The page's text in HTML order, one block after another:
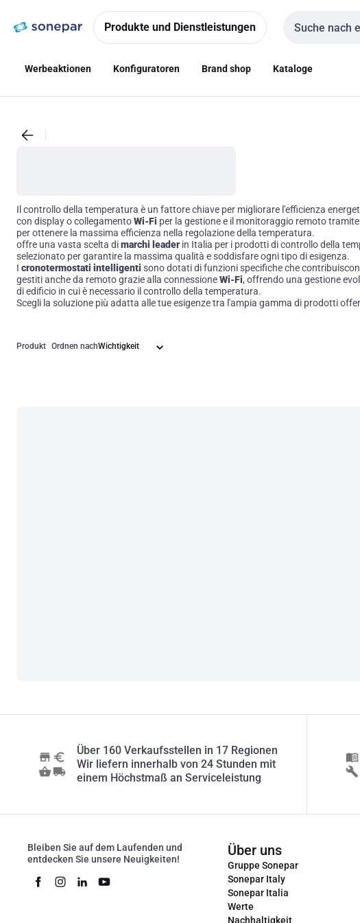
NavigationInhalt
Produkte und Dienstleistungen
Sucheingabe
Werbeaktionen Konfiguratoren Brand shop Kataloge
Il controllo della temperatura è un fattore chiave per migliorare l'efficienza
con display o collegamentoWi-Fi per la gestione e il monitoraggio remoto tramite
per ottenere la massima efficienza nella regolazione della temperatura.
offre una vasta scelta dimarchi leaderin Italia per i prodotti di controllo della
selezionato per garantire la massima qualità e soddisfare ogni tipo di esigenza.
I cronotermostati intelligenti sono dotati di funzioni specifiche che
gestiti anche da remoto grazie alla connessioneWi-Fi, offrendo una gestione
di edificio in cui è necessario il controllo della temperatura.
Scegli la soluzione più adatta alle tue esigenze tra l'ampia gamma di prodotti
Produkt Ordnen nach
Über 160 Verkaufsstellen in 17 Regionen
Wir liefern innerhalb von 24 Stunden mit
einem Höchstmaß an Serviceleistung
Bleiben Sie auf dem Laufenden und
entdecken Sie unsere Neuigkeiten!
Über uns
Gruppe Sonepar
Sonepar Italy
Sonepar Italia
Werte
Nachhaltigkeit